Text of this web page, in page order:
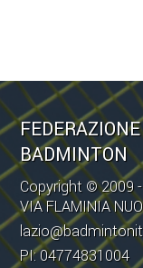
BADMINTON
Copyright © 2009
VIA FLAMINIA
PI: 04774831004